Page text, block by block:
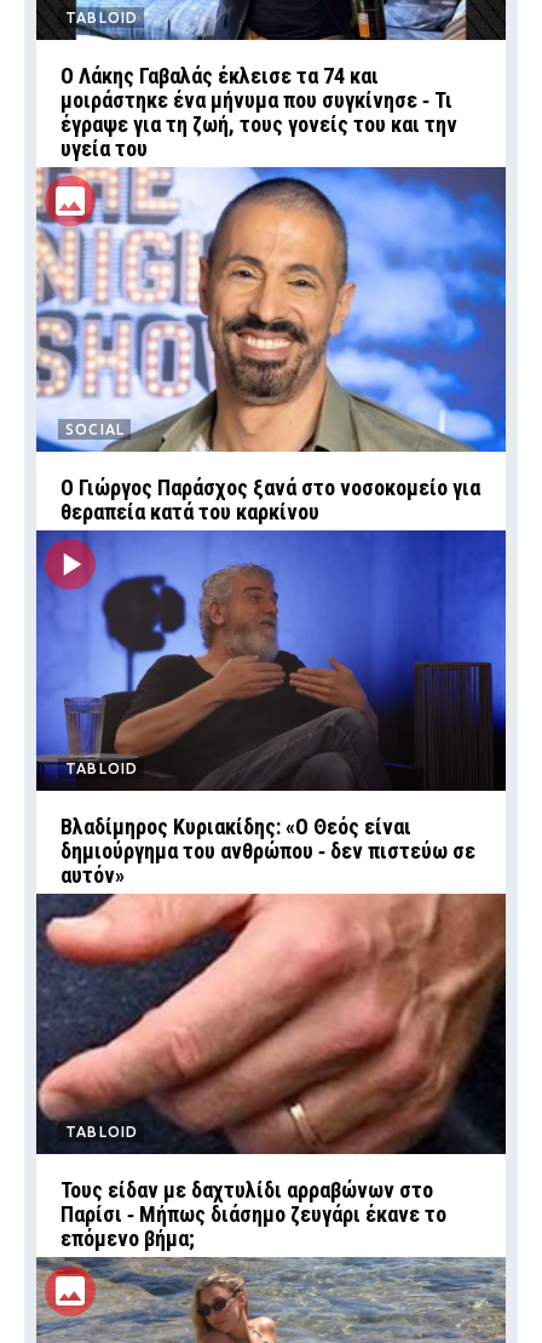
TABLOID
Ο Λάκης Γαβαλάς έκλεισε τα 74 και
μοιράστηκε ένα μήνυμα που συγκίνησε ‑ Τι
έγραψε για τη ζωή, τους γονείς του και την
υγεία του
SOCIAL
O Γιώργος Παράσχος ξανά στο νοσοκομείο για
θεραπεία κατά του καρκίνου
TABLOID
Βλαδίμηρος Κυριακίδης: «Ο Θεός είναι
δημιούργημα του ανθρώπου ‑ δεν πιστεύω σε
αυτόν»
TABLOID
Τους είδαν με δαχτυλίδι αρραβώνων στο
Παρίσι ‑ Μήπως διάσημο ζευγάρι έκανε το
επόμενο βήμα;